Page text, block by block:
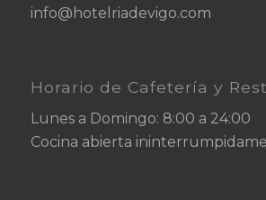
info@hotelriadevigo.com
Horario de Cafetería y
Lunes a Domingo: 8:00 a 24:00
Cocina abierta